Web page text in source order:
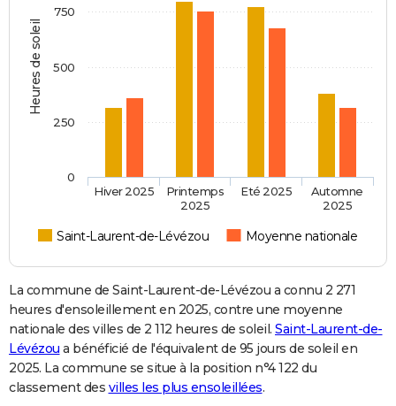
Heures de soleil
Saint-Laurent-de-Lévézou Moyenne nationale
Hiver 2025
Printemps
2025
Eté 2025
Automne
2025
0
250
500
750
La commune de Saint-Laurent-de-Lévézou a connu 2 271
heures d'ensoleillement en 2025, contre une moyenne
nationale des villes de 2 112 heures de soleil. Saint-Laurent-de-
Lévézou a bénéficié de l'équivalent de 95 jours de soleil en
2025. La commune se situe à la position n°4 122 du
classement des villes les plus ensoleillées.